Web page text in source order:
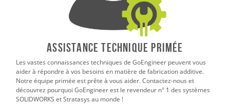
ASSISTANCE TECHNIQUE PRIMÉE
Les vastes connaissances techniques de GoEngineer peuvent vous
aider à répondre à vos besoins en matière de fabrication additive.
Notre équipe primée est prête à vous aider. Contactez-nous et
découvrez pourquoi GoEngineer est le revendeur n° 1 des systèmes
SOLIDWORKS et Stratasys au monde !